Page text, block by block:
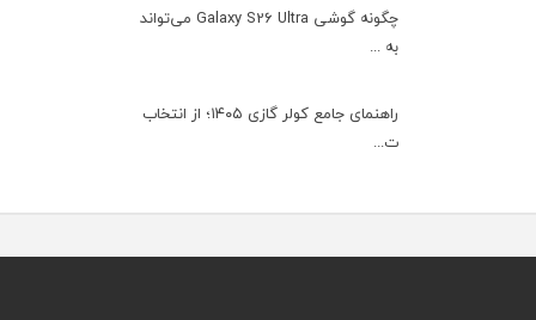
چگونه گوشی Galaxy S26 Ultra می‌تواند
به ...
راهنمای جامع کولر گازی ۱۴۰۵؛ از انتخاب
ت...